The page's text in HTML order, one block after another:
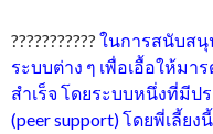
??????????? ในการสนับสนุ
ระบบต่าง ๆ เพื่อเอื้อให้ม
สำเร็จ โดยระบบหนึ่งที่มีป
(peer support) โดยพี่เลี้ย